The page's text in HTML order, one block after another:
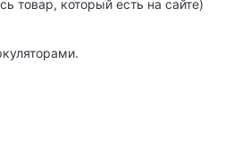
товар, который есть на сайте)